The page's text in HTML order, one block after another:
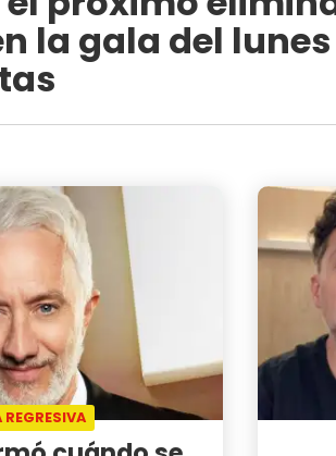
la gala del
REGRESIVA